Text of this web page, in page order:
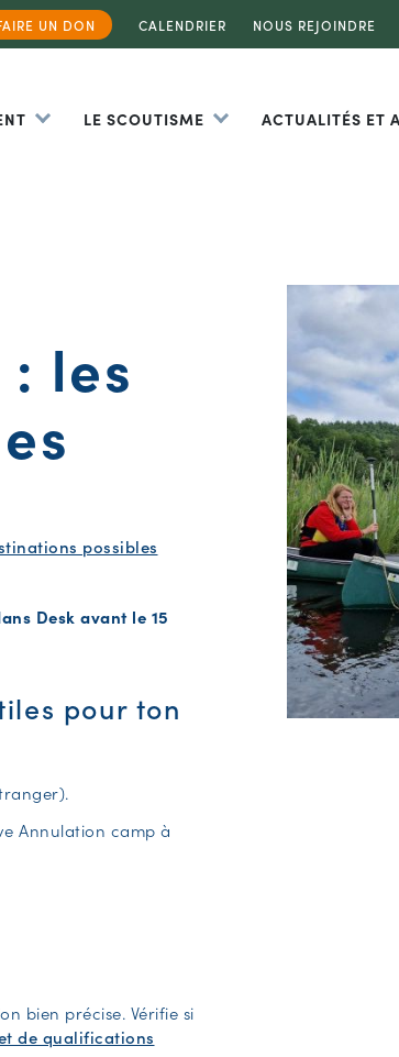
UN DON CALENDRIER NOUS REJOINDRE
LE SCOUTISME ACTUALITÉS ET
les
possibles
Desk avant le 15
pour ton
Annulation camp à
bien précise. Vérifie si
de qualifications